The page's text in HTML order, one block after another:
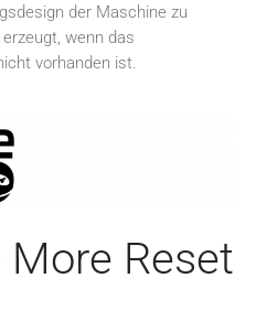
der Maschine zu
wenn das
vorhanden ist.
More Reset